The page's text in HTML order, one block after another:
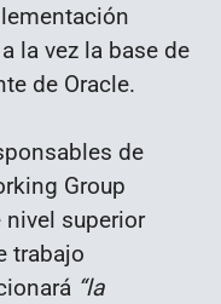
la vez la base de
de Oracle.
de
Group
superior
trabajo
“la